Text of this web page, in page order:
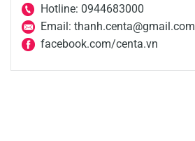
Hotline: 0944683000
Email: thanh.centa@gmail.com
facebook.com/centa.vn